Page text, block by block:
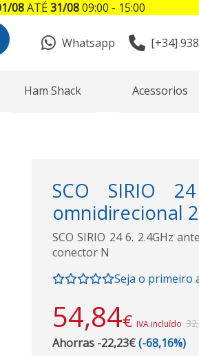
Whatsapp [+34]
Ham Shack Acessorios
SCO SIRIO
omnidirecional
SCO SIRIO 24 6. 2.4GHz
conector N
Seja o primeiro
54,84€ IVA incluído
Ahorras -22,23€(-68,16%)
08ATÉ31/0809:00 - 15:00